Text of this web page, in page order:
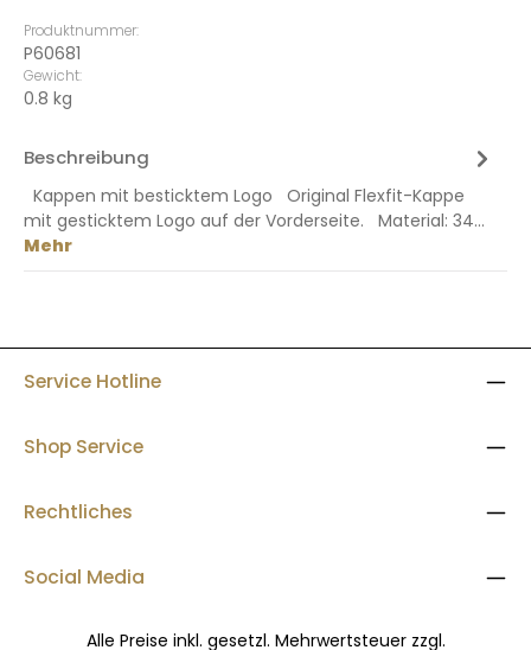
Produktnummer:
P60681
Gewicht:
0.8 kg
Beschreibung
Kappen mit besticktem Logo Original Flexfit-Kappe
mit gesticktem Logo auf der Vorderseite. Material: 34…
Mehr
Service Hotline
Shop Service
Rechtliches
Social Media
Alle Preise inkl. gesetzl. Mehrwertsteuer zzgl.